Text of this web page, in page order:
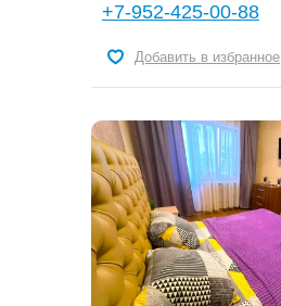
+7-952-425-00-88
Добавить в избранное